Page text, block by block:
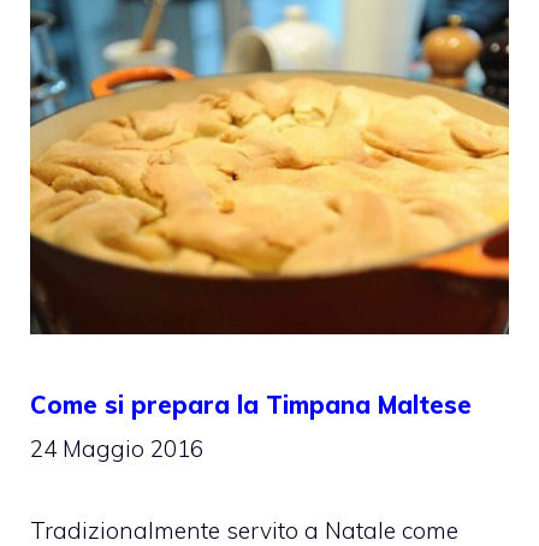
Come si prepara la Timpana Maltese
24 Maggio 2016
Tradizionalmente servito a Natale come